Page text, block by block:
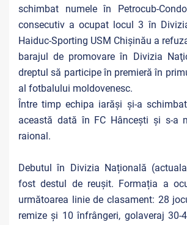
schimbat numele în Petrocub-
consecutiv a ocupat locul 3 în
Haiduc-Sporting USM Chișinău a
barajul de promovare în Divizia
dreptul să participe în premieră în
al fotbalului moldovenesc.
Între timp echipa iarăși și-a
această dată în FC Hânceşti şi s-a
raional.
Debutul în Divizia Națională
fost destul de reușit. Formația a
următoarea linie de clasament: 28
remize și 10 înfrângeri, golaveraj 30-